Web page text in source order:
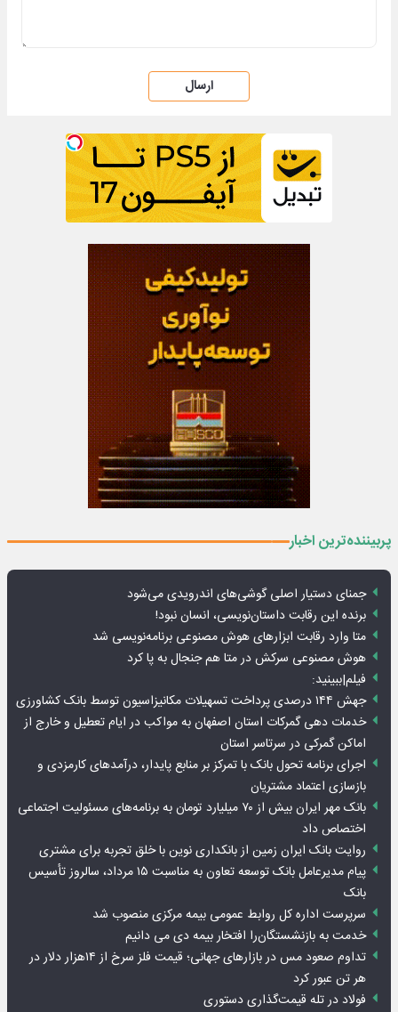
ارسال
پربیننده‌ترین اخبار
جمنای دستیار اصلی گوشی‌های اندرویدی می‌شود
برنده این رقابت داستان‌نویسی، انسان نبود!
متا وارد رقابت ابزارهای هوش مصنوعی برنامه‌نویسی شد
هوش مصنوعی سرکش در متا هم جنجال به پا کرد
فیلم|ببینید:
جهش ۱۴۴ درصدی پرداخت تسهیلات مکانیزاسیون توسط بانک کشاورزی
خدمات دهی گمرکات استان اصفهان به مواکب در ایام تعطیل و خارج از
اماکن گمرکی در سرتاسر استان
اجرای برنامه تحول بانک با تمرکز بر منابع پایدار، درآمدهای کارمزدی و
بازسازی اعتماد مشتریان
بانک مهر ایران بیش از ۷۰ میلیارد تومان به برنامه‌های مسئولیت اجتماعی
اختصاص داد
روایت بانک ایران زمین از بانکداری نوین با خلق تجربه برای مشتری
پیام مدیرعامل بانک توسعه تعاون به مناسبت ۱۵ مرداد، سالروز تأسیس
بانک
سرپرست اداره کل روابط عمومی بیمه مرکزی منصوب شد
خدمت به بازنشستگان‌را افتخار بیمه دی می دانیم
تداوم صعود مس در بازارهای جهانی؛ قیمت فلز سرخ از ۱۴هزار دلار در
هر تن عبور کرد
فولاد در تله قیمت‌گذاری دستوری